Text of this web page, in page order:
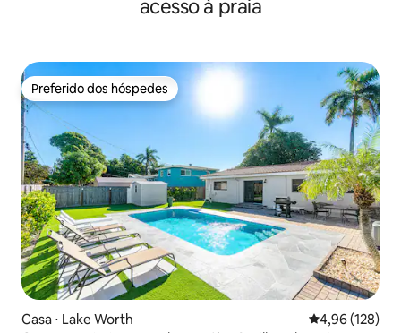
acesso à praia
Preferido dos hóspedes
Preferido dos hóspedes
Casa ⋅ Lake Worth 4,96 de uma
4,96 (128)